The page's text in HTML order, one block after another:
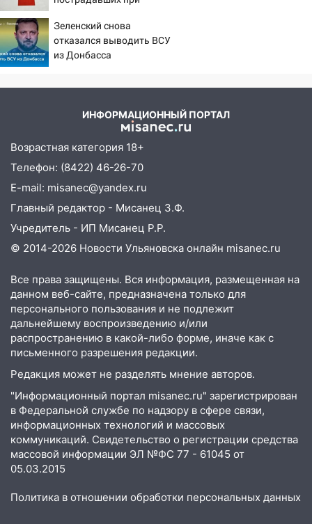
угрожает
Зеленский снова
отказался выводить ВСУ
из Донбасса
ИНФОРМАЦИОННЫЙ ПОРТАЛ
Возрастная категория 18+
Телефон: (8422) 46-26-70
E-mail: misanec@yandex.ru
Главный редактор - Мисанец З.Ф.
Учредитель - ИП Мисанец Р.Р.
© 2014-2026 Новости Ульяновска онлайн misanec.ru
Все права защищены. Вся информация, размещенная на
данном веб-сайте, предназначена только для
персонального пользования и не подлежит
дальнейшему воспроизведению и/или
распространению в какой-либо форме, иначе как с
письменного разрешения редакции.
Редакция может не разделять мнение авторов.
"Информационный портал misanec.ru" зарегистрирован
в Федеральной службе по надзору в сфере связи,
информационных технологий и массовых
коммуникаций. Свидетельство о регистрации средства
массовой информации ЭЛ №ФС 77 - 61045 от
05.03.2015
Политика в отношении обработки персональных данных